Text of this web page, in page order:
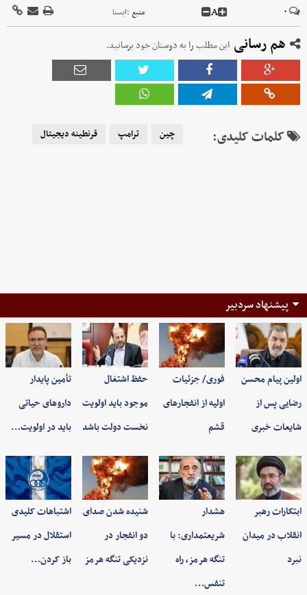
۰ A منبع :ايسنا
هم رسانی این مطلب را به دوستان خود برسانید.
کلمات کلیدی: چین ترامپ قرنطینه دیجیتال
پیشنهاد سردبیر
اولین پیام محسن
رضایی پس از
شایعات خبری
فوری/ جزئیات
اولیه از انفجارهای
قشم
حفظ اشتغال
موجود باید اولویت
نخست دولت باشد
تأمین پایدار
داروهای حیاتی
باید در اولویت…
ابتکارات رهبر
انقلاب در میدان
نبرد
هشدار
شریعتمداری: با
تنگه هرمز، راه
تنفس…
شنیده شدن صدای
دو انفجار در
نزدیکی تنگه هرمز
اشتباهات کلیدی
استقلال در مسیر
باز کردن…